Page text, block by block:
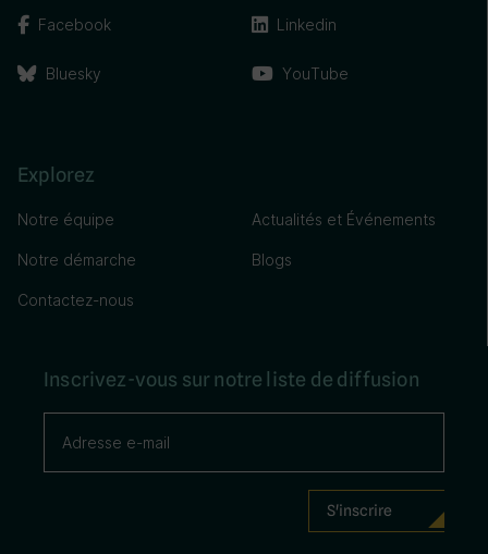
Facebook
Bluesky
Linkedin
YouTube
Explorez
Notre équipe
Notre démarche
Contactez-nous
Actualités et Événements
Blogs
Inscrivez-vous sur notre liste de diffusion